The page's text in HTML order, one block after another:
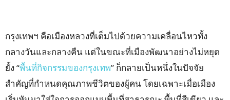
กรุงเทพฯ คือเมืองหลวงที่เต็มไปด้วยความเคลื่อนไหวทั้ง
กลางวันและกลางคืน แต่ในขณะที่เมืองพัฒนาอย่างไม่หยุด
ยั้ง “พื้นที่กิจกรรมของกรุงเทพ” ก็กลายเป็นหนึ่งในปัจจัย
สำคัญที่กำหนดคุณภาพชีวิตของผู้คน โดยเฉพาะเมื่อเมือง